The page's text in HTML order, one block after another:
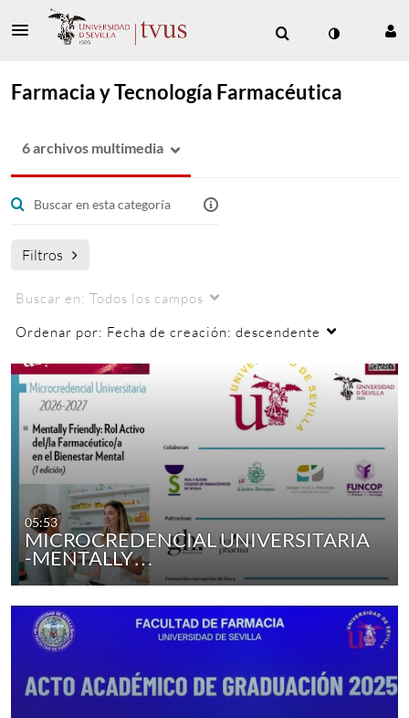
Farmacia y Tecnología Farmacéutica
6 archivos multimedia
Filtros
Buscar en: Todos los campos
Ordenar por: Fecha de creación: descendente
05:53
MICROCREDENCIAL UNIVERSITARIA
-MENTALLY…